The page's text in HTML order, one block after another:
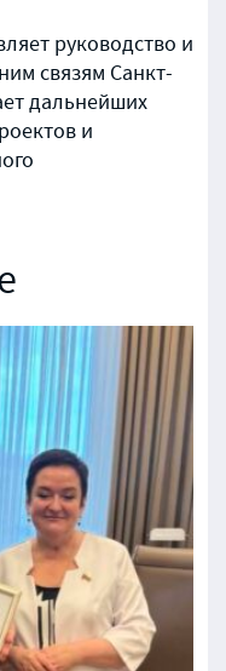
руководство и
связям Санкт-
дальнейших
и